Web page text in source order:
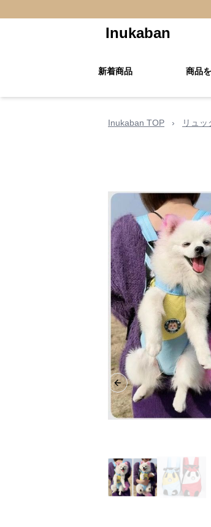
Inukaban
新着商品 商品
Inukaban TOP › リュッ
Previous slide